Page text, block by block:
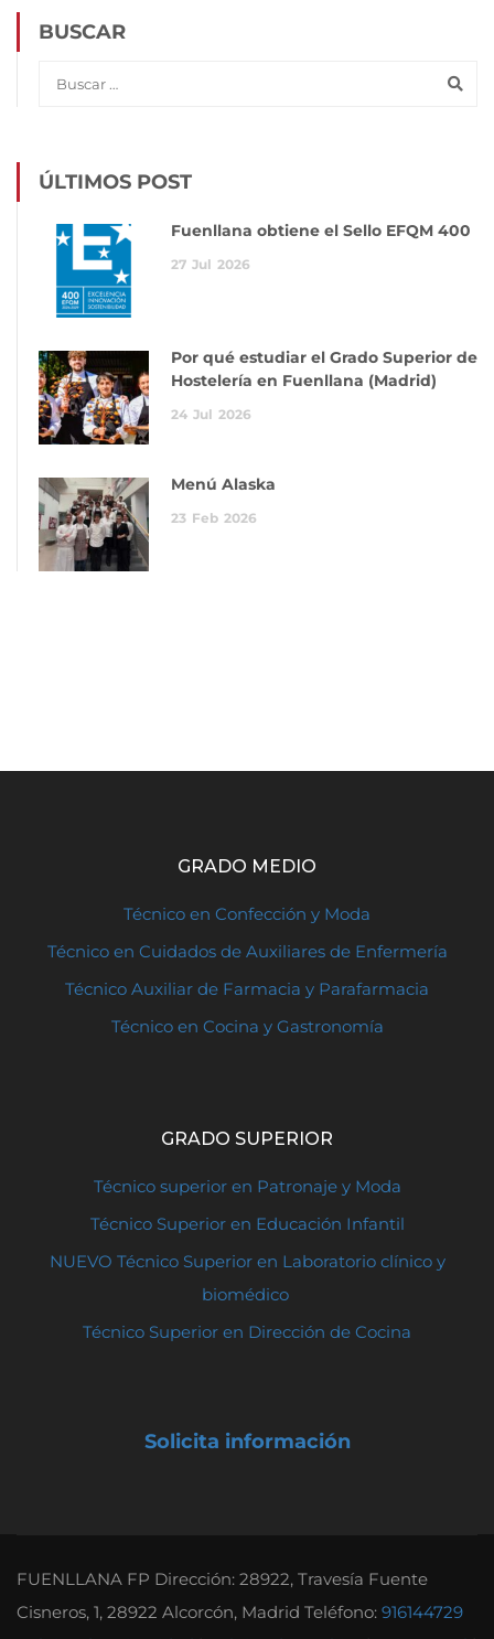
BUSCAR
ÚLTIMOS POST
Fuenllana obtiene el Sello EFQM 400
27 Jul 2026
Por qué estudiar el Grado Superior de
Hostelería en Fuenllana (Madrid)
24 Jul 2026
Menú Alaska
23 Feb 2026
GRADO MEDIO
Técnico en Confección y Moda
Técnico en Cuidados de Auxiliares de Enfermería
Técnico Auxiliar de Farmacia y Parafarmacia
Técnico en Cocina y Gastronomía
GRADO SUPERIOR
Técnico superior en Patronaje y Moda
Técnico Superior en Educación Infantil
NUEVO Técnico Superior en Laboratorio clínico y
biomédico
Técnico Superior en Dirección de Cocina
Solicita información
FUENLLANA FP Dirección: 28922, Travesía Fuente
Cisneros, 1, 28922 Alcorcón, Madrid Teléfono: 916144729